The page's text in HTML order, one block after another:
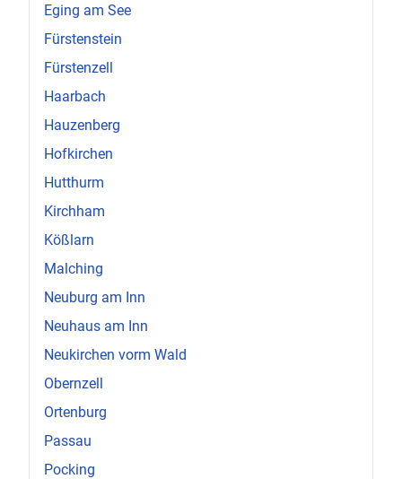
Eging am See
Fürstenstein
Fürstenzell
Haarbach
Hauzenberg
Hofkirchen
Hutthurm
Kirchham
Kößlarn
Malching
Neuburg am Inn
Neuhaus am Inn
Neukirchen vorm Wald
Obernzell
Ortenburg
Passau
Pocking